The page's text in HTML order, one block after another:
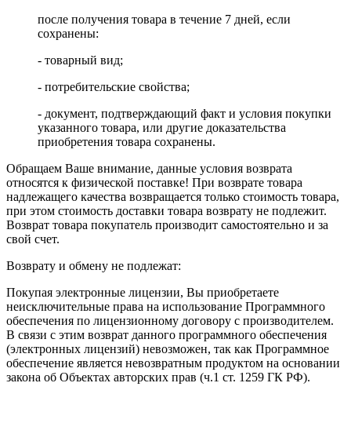
после получения товара в течение 7 дней, если
сохранены:
- товарный вид;
- потребительские свойства;
- документ, подтверждающий факт и условия покупки
указанного товара, или другие доказательства
приобретения товара сохранены.
Обращаем Ваше внимание, данные условия возврата
относятся к физической поставке! При возврате товара
надлежащего качества возвращается только стоимость товара,
при этом стоимость доставки товара возврату не подлежит.
Возврат товара покупатель производит самостоятельно и за
свой счет.
Возврату и обмену не подлежат:
Покупая электронные лицензии, Вы приобретаете
неисключительные права на использование Программного
обеспечения по лицензионному договору с производителем.
В связи с этим возврат данного программного обеспечения
(электронных лицензий) невозможен, так как Программное
обеспечение является невозвратным продуктом на основании
закона об Объектах авторских прав (ч.1 ст. 1259 ГК РФ).